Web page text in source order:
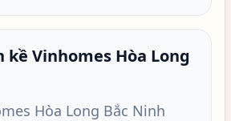
Vinhomes Hòa Long
Hòa Long Bắc Ninh